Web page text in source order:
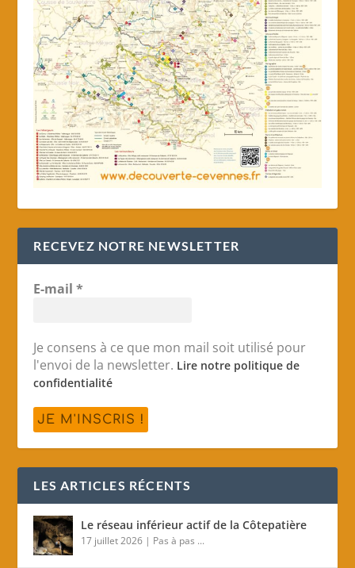
RECEVEZ NOTRE NEWSLETTER
E-mail*
Je consens à ce que mon mail soit utilisé pour
l'envoi de la newsletter. Lire notre politique de
confidentialité
LES ARTICLES RÉCENTS
Le réseau inférieur actif de la Côtepatière
17 juillet 2026 | Pas à pas ...